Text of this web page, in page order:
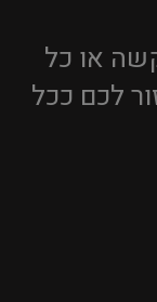
או כל
לכם ככל